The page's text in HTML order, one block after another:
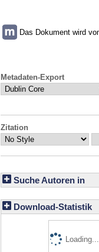
Das Dokument wird
Metadaten-Export
Zitation
Suche Autoren in
Download-Statistik
Loading...